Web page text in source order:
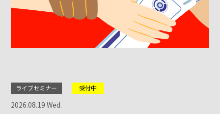
ライブセミナー 受付中
2026.08.19 Wed.